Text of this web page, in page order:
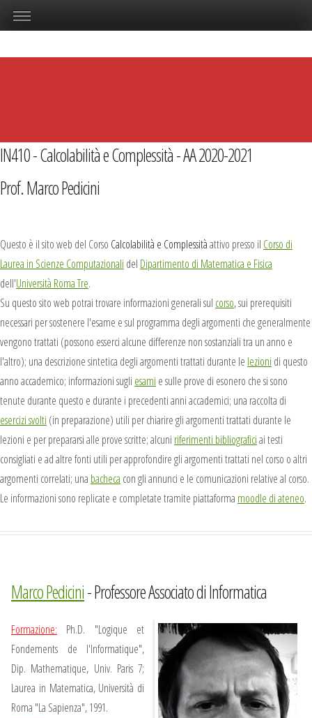
IN410 - Calcolabilità e Complessità - AA 2020-2021
Prof. Marco Pedicini
Questo è il sito web del Corso Calcolabilità e Complessitàattivo presso il Corso di
Laurea in Scienze Computazionali del Dipartimento di Matematica e Fisica
dell'Università Roma Tre.
Su questo sito web potrai trovare informazioni generali sul corso, sui prerequisiti
necessari per sostenere l'esame e sul programma degli argomenti che generalmente
vengono trattati (possono esserci alcune differenze non sostanziali tra un anno e
l'altro); una descrizione sintetica degli argomenti trattati durante le lezioni di questo
anno accademico; informazioni sugli esami e sulle prove di esonero che si sono
tenute durante questo e durante i precedenti anni accademici; una raccolta di
esercizi svolti (in preparazione) utili per chiarire gli argomenti trattati durante le
lezioni e per prepararsi alle prove scritte; alcuni riferimenti bibliograficiai testi
consigliati e ad altre fonti utili per approfondire gli argomenti trattati nel corso o altri
argomenti correlati; una bacheca con gli annunci e le comunicazioni relative al corso.
Le informazioni sono replicate e completate tramite piattaforma moodle di ateneo.
Marco Pedicini- Professore Associato di Informatica
Formazione: Ph.D. "Logique et
Fondements de l'Informatique",
Dip. Mathematique, Univ. Paris 7;
Laurea in Matematica, Università di
Roma "La Sapienza", 1991.